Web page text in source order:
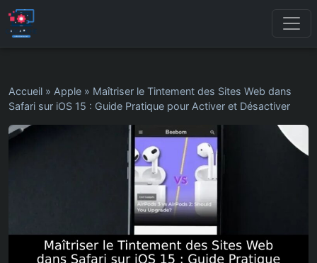
Accueil » Apple » Maîtriser le Tintement des Sites Web dans
Safari sur iOS 15 : Guide Pratique pour Activer et Désactiver